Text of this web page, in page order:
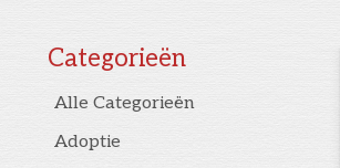
Categorieën
Alle Categorieën
Adoptie